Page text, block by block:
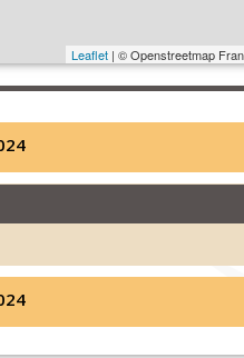
Leaflet| © Openstreetmap